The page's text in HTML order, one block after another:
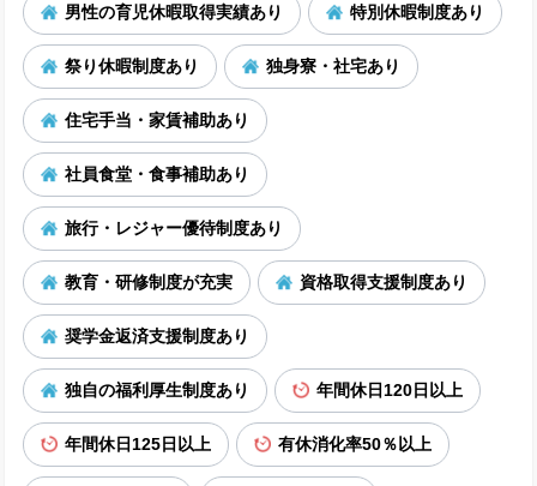
男性の育児休暇取得実績あり 特別休暇制度あり
祭り休暇制度あり 独身寮・社宅あり
住宅手当・家賃補助あり
社員食堂・食事補助あり
旅行・レジャー優待制度あり
教育・研修制度が充実 資格取得支援制度あり
奨学金返済支援制度あり
独自の福利厚生制度あり 年間休日120日以上
年間休日125日以上 有休消化率50％以上